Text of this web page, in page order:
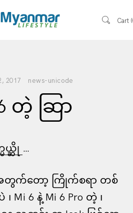
Cart
2017 news-unicode
တဲ့ ဆြာ
ယ္ဆို …
အတွက်တော့ ကြိုက်စရာ တစ်
Mi 6 နဲ့ Mi 6 Pro တဲ့ ၊